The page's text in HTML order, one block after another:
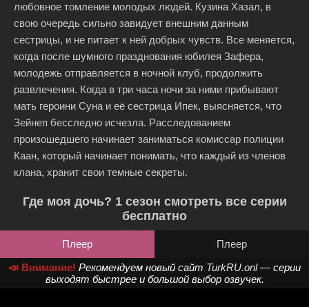
любовное томление молодых людей. Кузина Хазал, в
свою очередь сильно завидует внешним данным
сестрицы, и не питает к ней добрых чувств. Все меняется,
когда после шумного празднования юбилея Зафера,
молодежь отправляется в ночной клуб, продолжить
развлечения. Когда в три часа ночи за ними прибывают
мать героини Суна и её сестрица Ипек, выясняется, что
Зейнеп бесследно исчезла. Расследованием
произошедшего начинает заниматься комиссар полиции
Каан, который начинает понимать, что каждый из членов
клана, хранит свои темные секреты.
Где моя дочь? 1 сезон смотреть все серии
бесплатно
Плеер
Плеер
📣 Внимание! Рекомендуем новый сайт TurkRU.onl— серии
выходят быстрее и большой выбор озвучек.